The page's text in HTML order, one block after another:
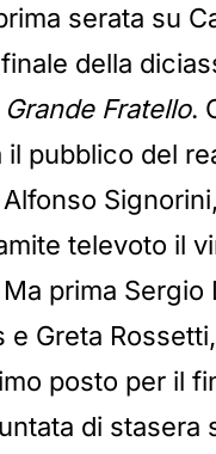
serata su
della
Grande Fratello.
il pubblico del
televoto il
prima Sergio
e Greta
posto per il
di stasera